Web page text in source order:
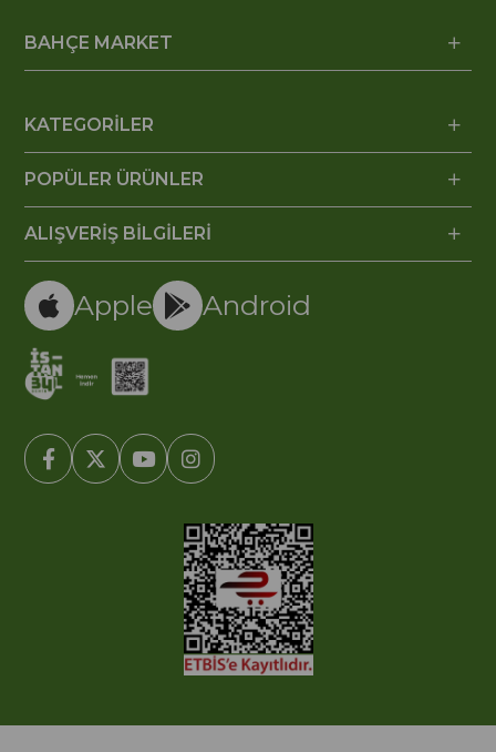
BAHÇE MARKET
KATEGORİLER
POPÜLER ÜRÜNLER
ALIŞVERİŞ BİLGİLERİ
Apple Android